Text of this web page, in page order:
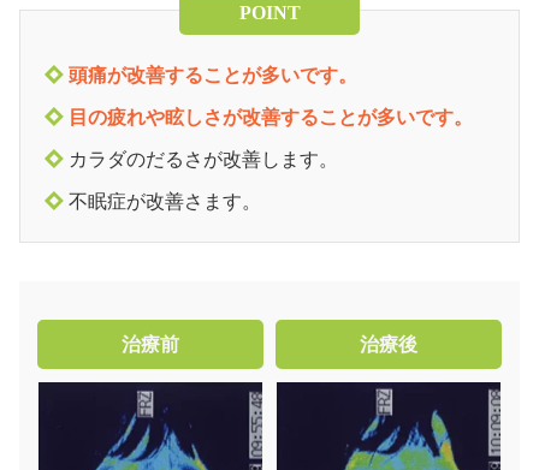
POINT
頭痛が改善することが多いです。
目の疲れや眩しさが改善することが多いです。
カラダのだるさが改善します。
不眠症が改善さます。
治療前 治療後